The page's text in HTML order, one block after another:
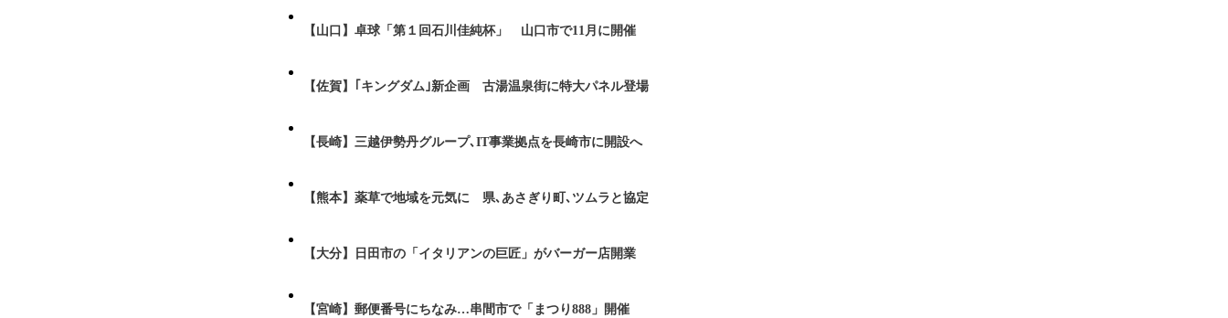
【山口】卓球「第１回石川佳純杯」 山口市で11月に開催
【佐賀】｢キングダム｣新企画 古湯温泉街に特大パネル登場
【長崎】三越伊勢丹グループ､IT事業拠点を長崎市に開設へ
【熊本】薬草で地域を元気に 県､あさぎり町､ツムラと協定
【大分】日田市の「イタリアンの巨匠」がバーガー店開業
【宮崎】郵便番号にちなみ…串間市で「まつり888」開催